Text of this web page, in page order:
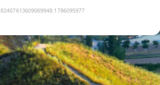
:1786095977